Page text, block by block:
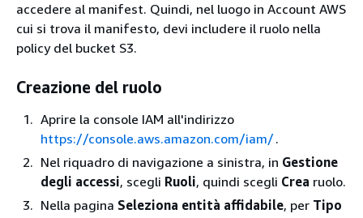
accedere al manifest. Quindi, nel luogo in Account AWS
cui si trova il manifesto, devi includere il ruolo nella
policy del bucket S3.
Creazione del ruolo
Aprire la console IAM all'indirizzo
https://console.aws.amazon.com/iam/.
Nel riquadro di navigazione a sinistra, in Gestione
degli accessi, scegli Ruoli, quindi scegli Crea ruolo.
Nella pagina Seleziona entità affidabile, per Tipo